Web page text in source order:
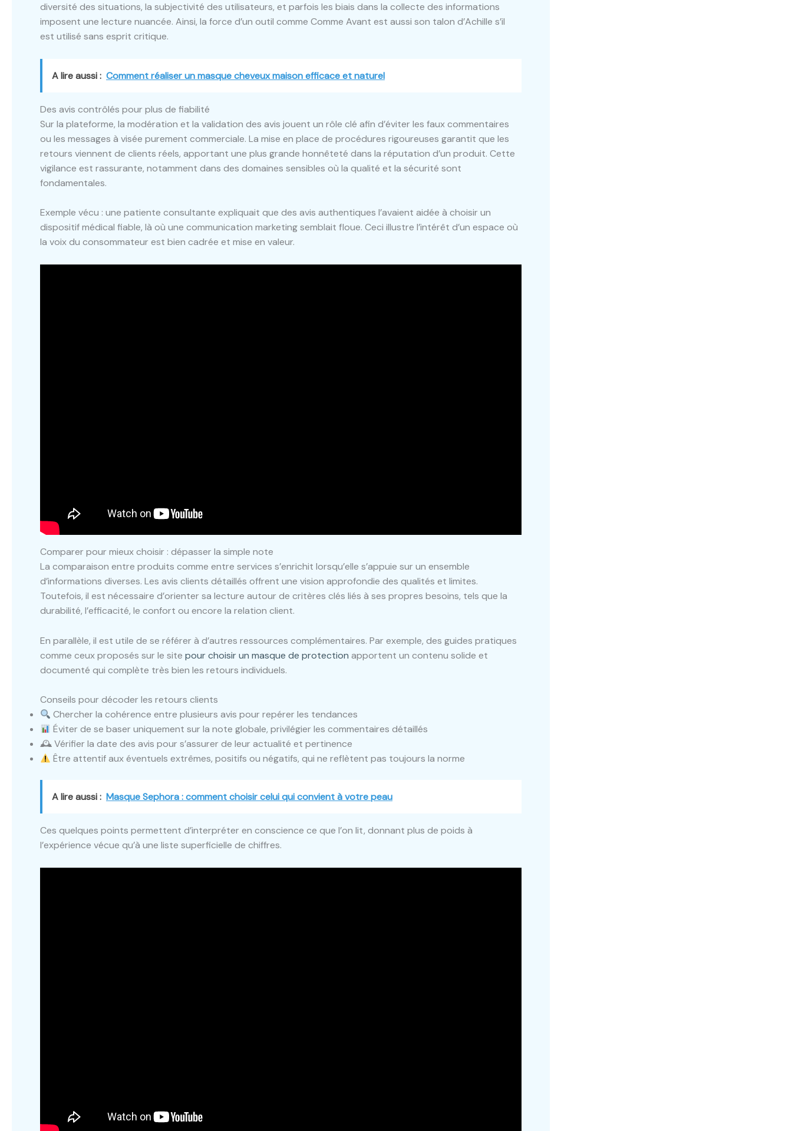
diversité des situations, la subjectivité des utilisateurs, et parfois les biais dans la collecte des informations
imposent une lecture nuancée. Ainsi, la force d’un outil comme Comme Avant est aussi son talon d’Achille s’il
est utilisé sans esprit critique.
A lire aussi : Comment réaliser un masque cheveux maison efficace et naturel
Des avis contrôlés pour plus de fiabilité
Sur la plateforme, la modération et la validation des avis jouent un rôle clé afin d’éviter les faux commentaires
ou les messages à visée purement commerciale. La mise en place de procédures rigoureuses garantit que les
retours viennent de clients réels, apportant une plus grande honnêteté dans la réputation d’un produit. Cette
vigilance est rassurante, notamment dans des domaines sensibles où la qualité et la sécurité sont
fondamentales.
Exemple vécu : une patiente consultante expliquait que des avis authentiques l’avaient aidée à choisir un
dispositif médical fiable, là où une communication marketing semblait floue. Ceci illustre l’intérêt d’un espace où
la voix du consommateur est bien cadrée et mise en valeur.
Comparer pour mieux choisir : dépasser la simple note
La comparaison entre produits comme entre services s’enrichit lorsqu’elle s’appuie sur un ensemble
d’informations diverses. Les avis clients détaillés offrent une vision approfondie des qualités et limites.
Toutefois, il est nécessaire d’orienter sa lecture autour de critères clés liés à ses propres besoins, tels que la
durabilité, l’efficacité, le confort ou encore la relation client.
En parallèle, il est utile de se référer à d’autres ressources complémentaires. Par exemple, des guides pratiques
comme ceux proposés sur le site pour choisir un masque de protection apportent un contenu solide et
documenté qui complète très bien les retours individuels.
Conseils pour décoder les retours clients
Chercher la cohérence entre plusieurs avis pour repérer les tendances
Éviter de se baser uniquement sur la note globale, privilégier les commentaires détaillés
🕰 Vérifier la date des avis pour s’assurer de leur actualité et pertinence
Être attentif aux éventuels extrêmes, positifs ou négatifs, qui ne reflètent pas toujours la norme
A lire aussi : Masque Sephora : comment choisir celui qui convient à votre peau
Ces quelques points permettent d’interpréter en conscience ce que l’on lit, donnant plus de poids à
l’expérience vécue qu’à une liste superficielle de chiffres.